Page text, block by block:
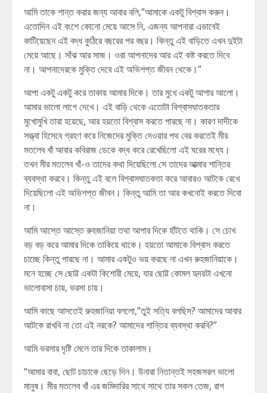
আমি তাকে শান্ত করার জন্য আবার বলি,”আমাকে একটু বিশ্বাস করুন।
এতোদিন এই বংশে কোনো মেয়ে আসে নি, এজন্য আপনারা এভাবেই
কাটিয়েছেন এই বদ্ধ কুঠিরে বছরের পর বছর। কিন্তু এই বাড়িতে এখন দুইটা
মেয়ে আছে। সাঁঝ আর সাজ। ওরা আপনাদের আর এই কষ্ট করতে দিবে
না। আপনাদেরকে মুক্তি দেবে এই অভিশপ্ত জীবন থেকে।”
আপা একটু একটু করে তাকায় আমার দিকে। তার মুখে একটু আশার আলো।
আমার ভালো লাগে দেখে। এই বাড়ি থেকে এতোটা বিশ্বাসঘাতকতার
মুখোমুখি তারা হয়েছে, আর হয়তো বিশ্বাস করতে পারছে না। কারণ দাদীকে
সত্ত্বা হিসেবে গ্রহণ করে নিজেদের মুক্তি দেওয়ার পথ বের করতেই মীর
মতলেব খাঁ আবার কবিরাজ ডেকে বদ্ধ করে রেখেছিলো এই ঘরের মধ্যে।
তখন মীর মতলেব খাঁ-ও তাদের কথা দিয়েছিলো সে তাদের আত্মার শান্তির
ব্যবস্থা করবে। কিন্তু এই বলে বিশ্বাসঘাতকতা করে আবারও আটকে রেখে
দিয়েছিলো এই অভিশপ্ত জীবন। কিন্তু আমি তা আর কখনোই করতে দিবো
না।
আমি আস্তে আস্তে রুহজানিয়া তথা আপার দিকে হাঁটতে থাকি। সে চোখ
বড় বড় করে আমার দিকে তাকিয়ে থাকে। হয়তো আমাকে বিশ্বাস করতে
চাচ্ছে কিন্তু পারছে না। আমার একটুও ভয় করছে না এখন রুহজানিয়াকে।
মনে হচ্ছে সে ছোট্ট একটা কিশোরী মেয়ে, যার ছোট্ট কোমল হৃদয়টা এখনো
ভালোবাসা চায়, ভরসা চায়।
আমি কাছে আসতেই রুহজানিয়া বললো,”তুই সত্যি বলছিস? আমাদের আবার
আটকে রাখবি না তো এই নরকে? আমাদের শান্তির ব্যবস্থা করবি?”
আমি ভরসার দৃষ্টি মেলে তার দিকে তাকালাম।
“আমার বাবা, ছোট চাচাকে ছেড়ে দিন। উনারা নিতান্তই সহজসরল ভালো
মানুষ। মীর মতলেব খাঁ এর জমিদারির সাথে সাথে তার সকল তেজ, রাগ